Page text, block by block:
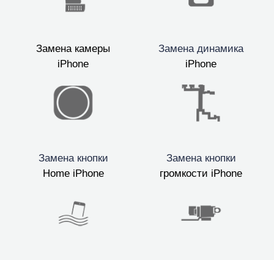
Замена камеры
iPhone
Замена динамика
iPhone
Замена кнопки
Home iPhone
Замена кнопки
громкости iPhone